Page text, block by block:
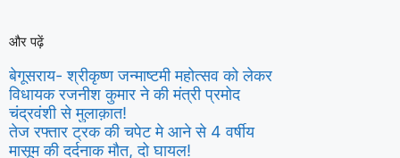
और पढ़ें
बेगूसराय- श्रीकृष्ण जन्माष्टमी महोत्सव को लेकर
विधायक रजनीश कुमार ने की मंत्री प्रमोद
चंद्रवंशी से मुलाक़ात!
तेज रफ्तार ट्रक की चपेट मे आने से 4 वर्षीय
मासूम की दर्दनाक मौत, दो घायल!